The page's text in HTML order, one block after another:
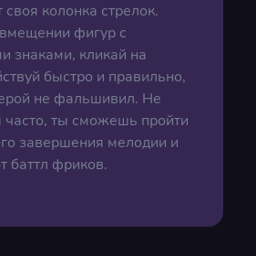
колонка стрелок.
фигур с
знаками, кликай на
быстро и правильно,
не фальшивил. Не
часто, ты сможешь пройти
завершения мелодии и
баттл фриков.